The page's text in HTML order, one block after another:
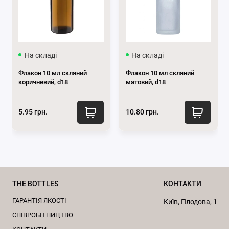
телефоном0662871655
або пишіть нам у
вТелеграмта
На складі
Флакон 10 мл скляний
коричневий, d18
5.95 грн.
На складі
Флакон 10 мл скляний
матовий, d18
10.80 грн.
THE BOTTLES
ГАРАНТІЯ ЯКОСТІ
CПІВРОБІТНИЦТВО
КОНТАКТИ
Київ, Плодова, 1